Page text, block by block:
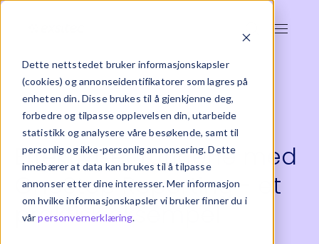
Dette nettstedet bruker informasjonskapsler
(cookies) og annonseidentifikatorer som lagres på
enheten din. Disse brukes til å gjenkjenne deg,
forbedre og tilpasse opplevelsen din, utarbeide
statistikk og analysere våre besøkende, samt til
personlig og ikke-personlig annonsering. Dette
innebærer at data kan brukes til å tilpasse
annonser etter dine interesser. Mer informasjon
om hvilke informasjonskapsler vi bruker finner du i
vårpersonvernerklæring.
Effektiviser rutinene med
OneStop Reporting - et
praktisk eksempel